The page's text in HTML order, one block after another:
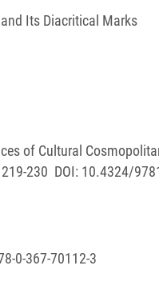
Its Diacritical Marks
of Cultural
230 DOI: 10.4324/
0-367-70112-3